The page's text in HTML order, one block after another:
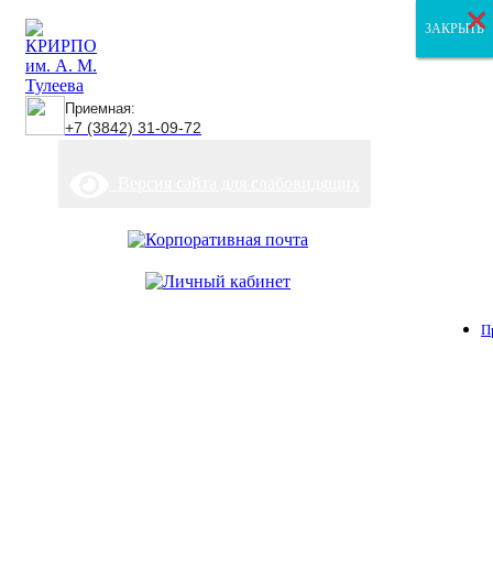
Приемная:
+7 (3842) 31-09-72
ЗАКРЫТЬ
ЗАКРЫТЬ
ЗАКРЫТЬ
×
×
×